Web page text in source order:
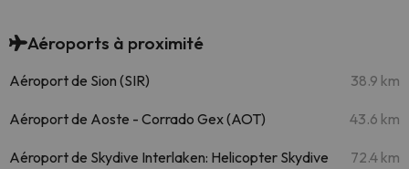
Aéroports à proximité
Aéroport de Sion (SIR) 38.9 km
Aéroport de Aoste - Corrado Gex (AOT) 43.6 km
Aéroport de Skydive Interlaken: Helicopter Skydive 72.4 km